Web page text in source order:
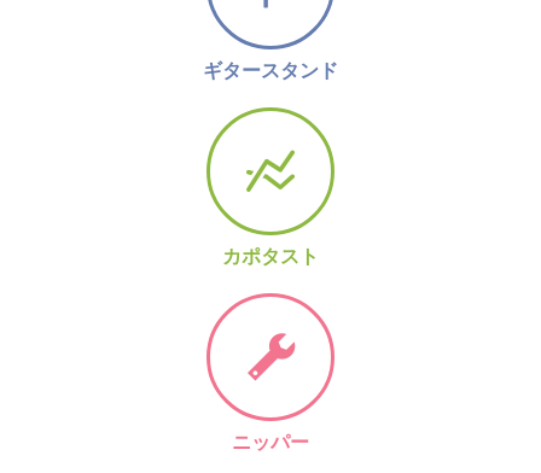
ギタースタンド
カポタスト
ニッパー